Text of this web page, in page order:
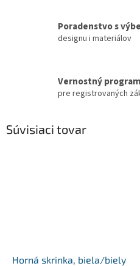
Poradenstvo s
designu i materiálov
Vernostný program
pre registrovaných
Súvisiaci tovar
Horná skrinka, biela/biely